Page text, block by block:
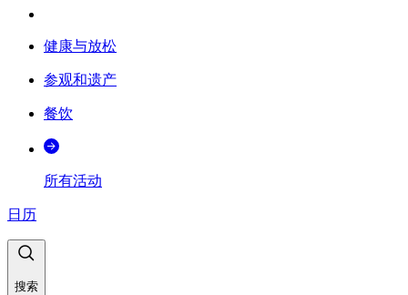
健康与放松
参观和遗产
餐饮
所有活动
日历
搜索